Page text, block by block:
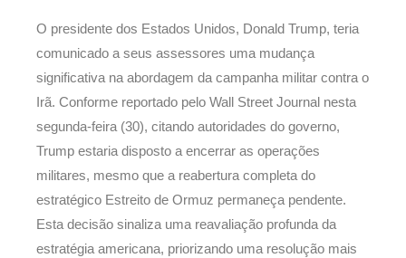
O presidente dos Estados Unidos, Donald Trump, teria
comunicado a seus assessores uma mudança
significativa na abordagem da campanha militar contra o
Irã. Conforme reportado pelo Wall Street Journal nesta
segunda-feira (30), citando autoridades do governo,
Trump estaria disposto a encerrar as operações
militares, mesmo que a reabertura completa do
estratégico Estreito de Ormuz permaneça pendente.
Esta decisão sinaliza uma reavaliação profunda da
estratégia americana, priorizando uma resolução mais